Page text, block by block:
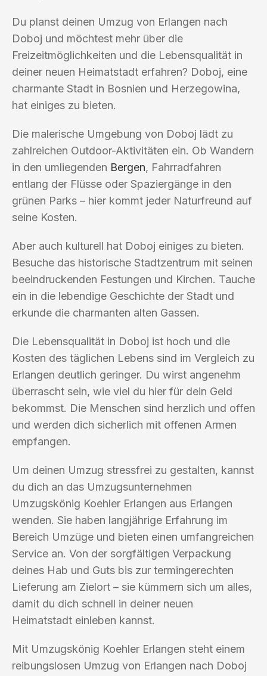
Du planst deinen Umzug von Erlangen nach
Doboj und möchtest mehr über die
Freizeitmöglichkeiten und die Lebensqualität in
deiner neuen Heimatstadt erfahren? Doboj, eine
charmante Stadt in Bosnien und Herzegowina,
hat einiges zu bieten.
Die malerische Umgebung von Doboj lädt zu
zahlreichen Outdoor-Aktivitäten ein. Ob Wandern
in den umliegenden Bergen, Fahrradfahren
entlang der Flüsse oder Spaziergänge in den
grünen Parks – hier kommt jeder Naturfreund auf
seine Kosten.
Aber auch kulturell hat Doboj einiges zu bieten.
Besuche das historische Stadtzentrum mit seinen
beeindruckenden Festungen und Kirchen. Tauche
ein in die lebendige Geschichte der Stadt und
erkunde die charmanten alten Gassen.
Die Lebensqualität in Doboj ist hoch und die
Kosten des täglichen Lebens sind im Vergleich zu
Erlangen deutlich geringer. Du wirst angenehm
überrascht sein, wie viel du hier für dein Geld
bekommst. Die Menschen sind herzlich und offen
und werden dich sicherlich mit offenen Armen
empfangen.
Um deinen Umzug stressfrei zu gestalten, kannst
du dich an das Umzugsunternehmen
Umzugskönig Koehler Erlangen aus Erlangen
wenden. Sie haben langjährige Erfahrung im
Bereich Umzüge und bieten einen umfangreichen
Service an. Von der sorgfältigen Verpackung
deines Hab und Guts bis zur termingerechten
Lieferung am Zielort – sie kümmern sich um alles,
damit du dich schnell in deiner neuen
Heimatstadt einleben kannst.
Mit Umzugskönig Koehler Erlangen steht einem
reibungslosen Umzug von Erlangen nach Doboj